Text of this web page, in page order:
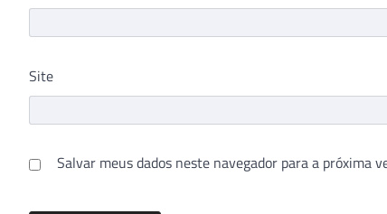
Site
Salvar meus dados neste navegador para a próxima